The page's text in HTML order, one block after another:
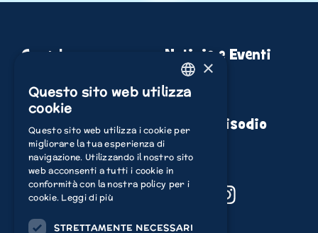
Guarda
Scopri
Gioca
Notizie e Eventi
Compra
Guida episodio
YouTubeFacebookTikTok Instagram
ENGLISH
×
Questo sito web utilizza
cookie
Questo sito web utilizza i cookie per
migliorare la tua esperienza di
navigazione. Utilizzando il nostro sito
web acconsenti a tutti i cookie in
conformità con la nostra policy per i
cookie. Leggi di più
STRETTAMENTE NECESSARI